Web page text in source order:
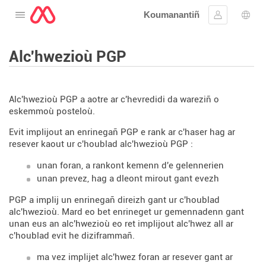
Digeriñ al lañser
Koumanantiñ
Kevreañ
Alc'hwezioù PGP
Alc'hwezioù PGP a aotre ar c'hevredidi da wareziñ o
eskemmoù posteloù.
Evit implijout an enrinegañ PGP e rank ar c'haser hag ar
resever kaout ur c'houblad alc'hwezioù PGP :
unan foran, a rankont kemenn d'e gelennerien
unan prevez, hag a dleont mirout gant evezh
PGP a implij un enrinegañ direizh gant ur c'houblad
alc'hwezioù. Mard eo bet enrineget ur gemennadenn gant
unan eus an alc'hwezioù eo ret implijout alc'hwez all ar
c'houblad evit he diziframmañ.
ma vez implijet alc'hwez foran ar resever gant ar